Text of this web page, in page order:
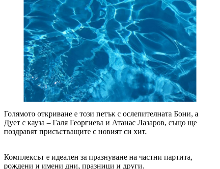
Голямото откриване е този петък с ослепителната Бони, а
Дует с кауза – Галя Георгиева и Атанас Лазаров, също ще
поздравят присъстващите с новият си хит.
Комплексът е идеален за празнуване на частни партита,
рождени и имени дни, празници и други.